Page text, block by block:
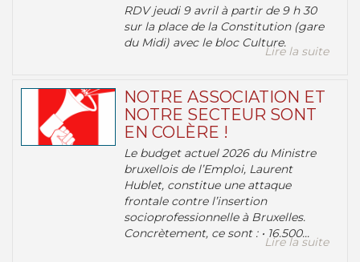
RDV jeudi 9 avril à partir de 9 h 30
sur la place de la Constitution (gare
du Midi) avec le bloc Culture.
Lire la suite
NOTRE ASSOCIATION ET
NOTRE SECTEUR SONT
EN COLÈRE !
Le budget actuel 2026 du Ministre
bruxellois de l’Emploi, Laurent
Hublet, constitue une attaque
frontale contre l’insertion
socioprofessionnelle à Bruxelles.
Concrètement, ce sont : • 16.500...
Lire la suite